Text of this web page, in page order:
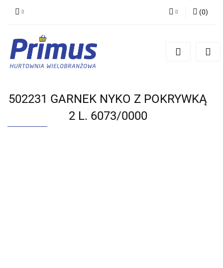
Zarejestruj się
(0)
502231 GARNEK NYKO Z POKRYWKĄ
2 L. 6073/0000